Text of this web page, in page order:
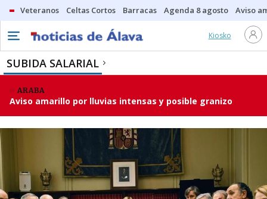
Veteranos Celtas Cortos Barracas Agenda 8 agosto Aviso
Kiosko
SUBIDA SALARIAL
ARABA
Aviso amarillo por lluvias intensas y posible granizo